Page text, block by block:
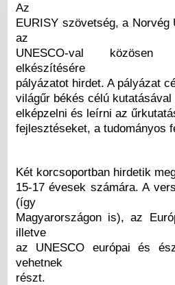
Az
EURISY szövetség, a
az
UNESCO-val közösen
elkészítésére
pályázatot hirdet. A pályázat
világűr békés célú
elképzelni és leírni az
fejlesztéseket, a tudományos
Két korcsoportban hirdetik
15-17 évesek számára. A
(így
Magyarországon is), az
illetve
az UNESCO európai és
vehetnek
részt.